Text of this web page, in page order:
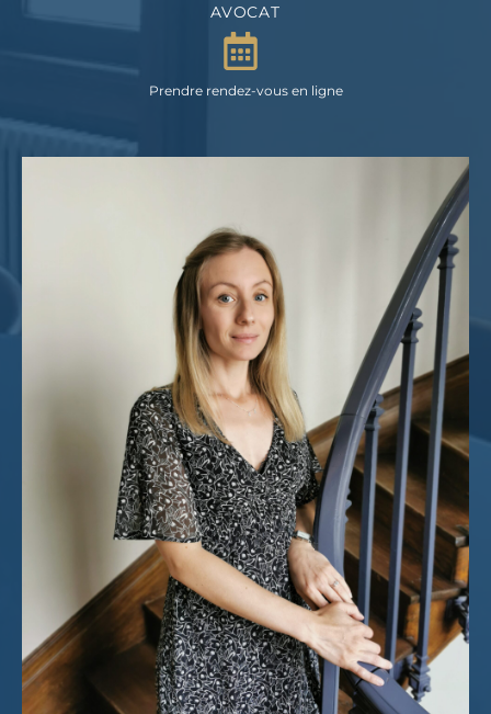
AVOCAT
Prendre rendez-vous en ligne